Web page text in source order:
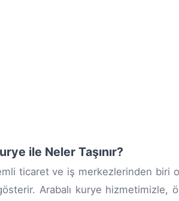
ile Neler Taşınır?
ticaret ve iş merkezlerinden biri
Arabalı kurye hizmetimizle,